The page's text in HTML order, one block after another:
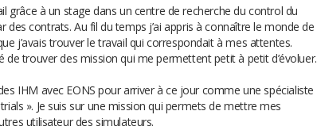
grâce à un stage dans un centre de recherche du control du
des contrats. Au fil du temps j’ai appris à connaître le monde de
j’avais trouver le travail qui correspondait à mes attentes.
de trouver des mission qui me permettent petit à petit d’évoluer.
IHM avec EONS pour arriver à ce jour comme une spécialiste
». Je suis sur une mission qui permets de mettre mes
utilisateur des simulateurs.